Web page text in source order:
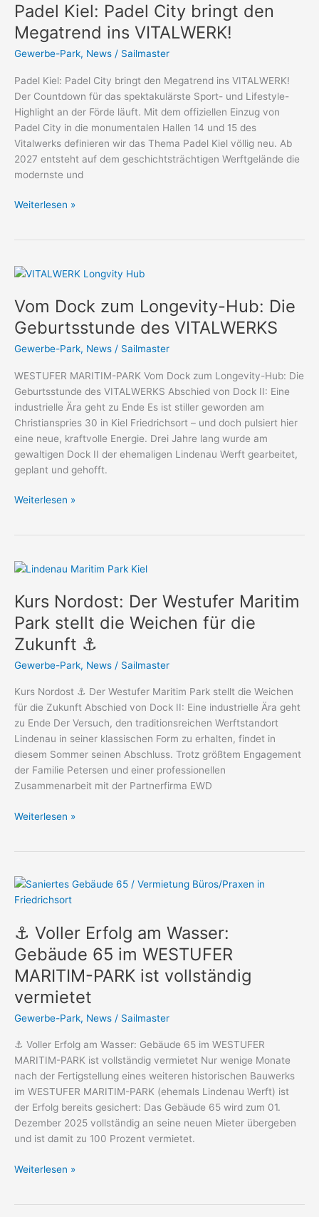
Padel Kiel: Padel City bringt den
Megatrend ins VITALWERK!
Gewerbe-Park, News / Sailmaster
Padel Kiel: Padel City bringt den Megatrend ins VITALWERK!
Der Countdown für das spektakulärste Sport- und Lifestyle-
Highlight an der Förde läuft. Mit dem offiziellen Einzug von
Padel City in die monumentalen Hallen 14 und 15 des
Vitalwerks definieren wir das Thema Padel Kiel völlig neu. Ab
2027 entsteht auf dem geschichtsträchtigen Werftgelände die
modernste und
Padel
City
bringt
den
ins
VITALWERK!
Weiterlesen »
Vom Dock zum Longevity-Hub: Die
Geburtsstunde des VITALWERKS
Gewerbe-Park, News / Sailmaster
WESTUFER MARITIM-PARK Vom Dock zum Longevity-Hub: Die
Geburtsstunde des VITALWERKS Abschied von Dock II: Eine
industrielle Ära geht zu Ende Es ist stiller geworden am
Christianspries 30 in Kiel Friedrichsort – und doch pulsiert hier
eine neue, kraftvolle Energie. Drei Jahre lang wurde am
gewaltigen Dock II der ehemaligen Lindenau Werft gearbeitet,
geplant und gehofft.
Vom
zum
Longevity-
Hub:
Die
des
VITALWERKS
Weiterlesen »
Kurs Nordost: Der Westufer Maritim
Park stellt die Weichen für die
Zukunft ⚓
Gewerbe-Park, News / Sailmaster
Kurs Nordost ⚓ Der Westufer Maritim Park stellt die Weichen
für die Zukunft Abschied von Dock II: Eine industrielle Ära geht
zu Ende Der Versuch, den traditionsreichen Werftstandort
Lindenau in seiner klassischen Form zu erhalten, findet in
diesem Sommer seinen Abschluss. Trotz größtem Engagement
der Familie Petersen und einer professionellen
Zusammenarbeit mit der Partnerfirma EWD
Kurs
Der
Westufer
Maritim
Park
stellt
Weichen
für
die
Zukunft
⚓
Weiterlesen »
⚓ Voller Erfolg am Wasser:
Gebäude 65 im WESTUFER
MARITIM-PARK ist vollständig
vermietet
Gewerbe-Park, News / Sailmaster
⚓ Voller Erfolg am Wasser: Gebäude 65 im WESTUFER
MARITIM-PARK ist vollständig vermietet Nur wenige Monate
nach der Fertigstellung eines weiteren historischen Bauwerks
im WESTUFER MARITIM-PARK (ehemals Lindenau Werft) ist
der Erfolg bereits gesichert: Das Gebäude 65 wird zum 01.
Dezember 2025 vollständig an seine neuen Mieter übergeben
und ist damit zu 100 Prozent vermietet.
⚓
Voller
am
Wasser:
Gebäude
65
im
MARITIM-
PARK
ist
vollständig
vermietet
Weiterlesen »